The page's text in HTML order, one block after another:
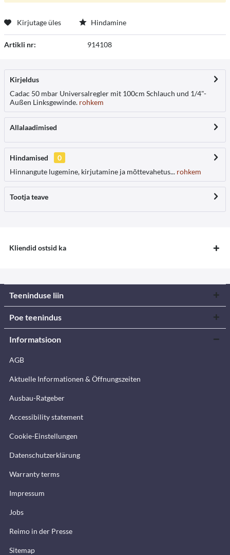
Kirjutage üles Hindamine
Artikli nr: 914108
Kirjeldus
Cadac 50 mbar Universalregler mit 100cm Schlauch und 1/4"-
Außen Linksgewinde. rohkem
Allalaadimised
Hindamised
0
Hinnangute lugemine, kirjutamine ja mõttevahetus... rohkem
Tootja teave
Kliendid ostsid ka
Teeninduse liin
Poe teenindus
Informatsioon
AGB
Aktuelle Informationen & Öffnungszeiten
Ausbau-Ratgeber
Accessibility statement
Cookie-Einstellungen
Datenschutzerklärung
Warranty terms
Impressum
Jobs
Reimo in der Presse
Sitemap